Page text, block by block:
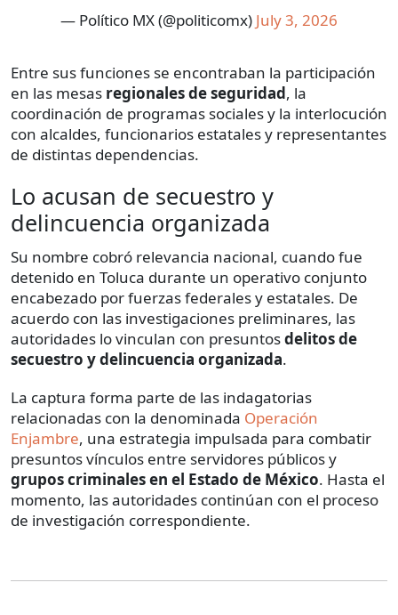
— Político MX (@politicomx) July 3, 2026
Entre sus funciones se encontraban la participación
en las mesas regionales de seguridad, la
coordinación de programas sociales y la interlocución
con alcaldes, funcionarios estatales y representantes
de distintas dependencias.
Lo acusan de secuestro y
delincuencia organizada
Su nombre cobró relevancia nacional, cuando fue
detenido en Toluca durante un operativo conjunto
encabezado por fuerzas federales y estatales. De
acuerdo con las investigaciones preliminares, las
autoridades lo vinculan con presuntosdelitos de
secuestro y delincuencia organizada.
La captura forma parte de las indagatorias
relacionadas con la denominada Operación
Enjambre, una estrategia impulsada para combatir
presuntos vínculos entre servidores públicos y
grupos criminales en el Estado de México. Hasta el
momento, las autoridades continúan con el proceso
de investigación correspondiente.